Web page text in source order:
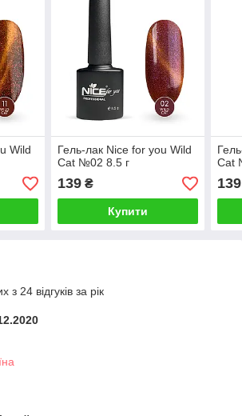
Wild
Гель-лак Nice for you Wild
Cat №02 8.5 г
139₴
Купити
Cat
139
з 24 відгуків за рік